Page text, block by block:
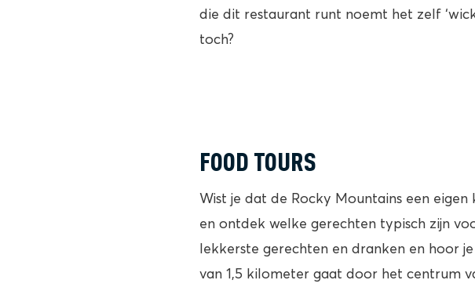
die dit restaurant runt noemt het zelf
toch?
FOOD TOURS
Wist je dat de Rocky Mountains een
en ontdek welke gerechten typisch zijn
lekkerste gerechten en dranken en hoor
van 1,5 kilometer gaat door het centrum